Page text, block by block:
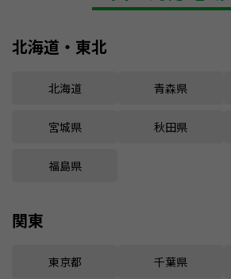
北海道・東北
北海道 青森県
宮城県 秋田県
福島県
関東
東京都 千葉県